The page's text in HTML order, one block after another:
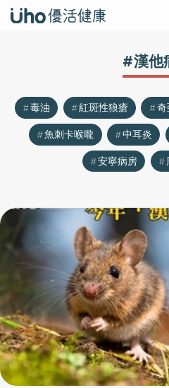
#漢他
毒油 紅斑性狼瘡
魚刺卡喉嚨
中耳炎
安寧病房